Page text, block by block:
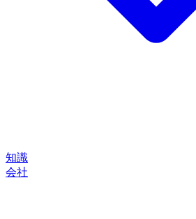
知識
会社